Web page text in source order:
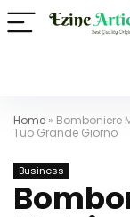
Home » Bomboniere
Tuo Grande Giorno
Business